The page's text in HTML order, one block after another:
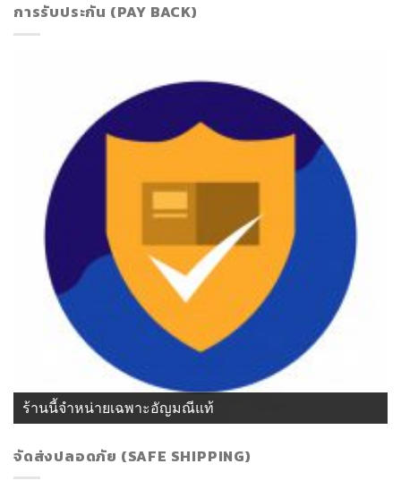
การรับประกัน (PAY BACK)
ร้านนี้จำหน่ายเฉพาะอัญมณีแท้
จัดส่งปลอดภัย (SAFE SHIPPING)